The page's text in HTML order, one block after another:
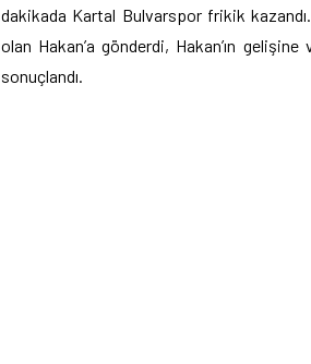
dakikada Kartal Bulvarspor frikik kazandı.
olan Hakan’a gönderdi, Hakan’ın
sonuçlandı.